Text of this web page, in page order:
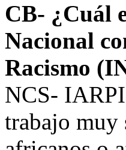
CB- ¿Cuál
Nacional
Racismo
NCS-
trabajo muy